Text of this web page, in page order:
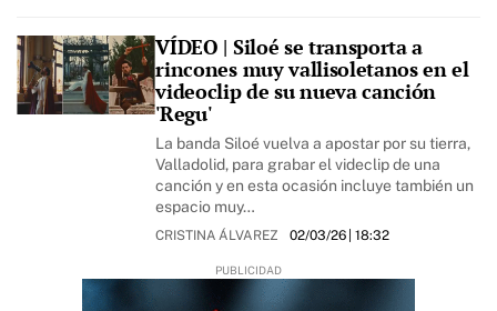
VÍDEO | Siloé se transporta a
rincones muy vallisoletanos en el
videoclip de su nueva canción
'Regu'
La banda Siloé vuelva a apostar por su tierra,
Valladolid, para grabar el videclip de una
canción y en esta ocasión incluye también un
espacio muy…
CRISTINA ÁLVAREZ 02/03/26| 18:32